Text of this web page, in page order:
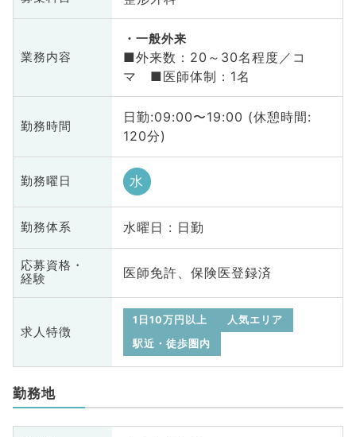
業務内容
一般外来
■外来数：20～30名程度／コ
マ ■医師体制：1名
勤務時間
日勤:09:00〜19:00 (休憩時間:
120分)
勤務曜日 水
勤務体系 水曜日 : 日勤
応募資格・
経験
医師免許、保険医登録済
求人特徴
1日10万円以上
人気エリア
駅近・徒歩圏内
勤務地